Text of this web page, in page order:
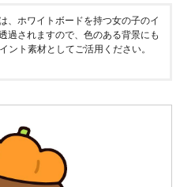
、ホワイトボードを持つ女の子のイ
過されますので、色のある背景にも
ント素材としてご活用ください。